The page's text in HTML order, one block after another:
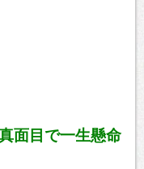
面目で一生懸命